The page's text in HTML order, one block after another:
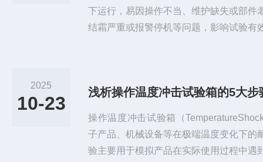
下运行，易因操作不当、维护缺失或部件
结霜严重或报警停机等问题，影响试验有
化变形，清洁门封槽异物；清理冷凝
2025
10-23
浅析操作温度冲击试验箱的5大步
操作温度冲击试验箱（
子产品、机械设备等在极端温度变化下的
验主要用于模拟产品在实际使用过程中遇